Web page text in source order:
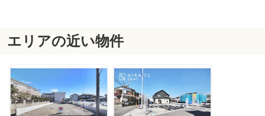
エリアの近い物件